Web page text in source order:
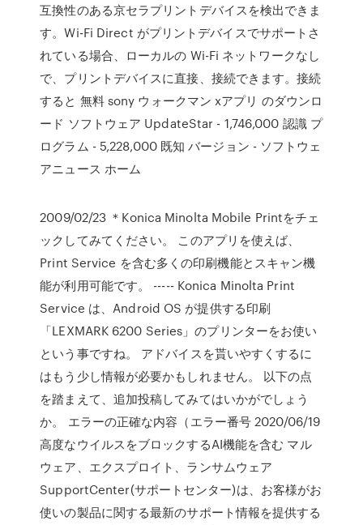
互換性のある京セラプリントデバイスを検出できま
す。Wi-Fi Direct がプリントデバイスでサポートさ
れている場合、ローカルの Wi-Fi ネットワークなし
で、プリントデバイスに直接、接続できます。接続
すると 無料 sony ウォークマン xアプリ のダウンロ
ード ソフトウェア UpdateStar - 1,746,000 認識 プ
ログラム - 5,228,000 既知 バージョン - ソフトウェ
アニュース ホーム
2009/02/23 ＊Konica Minolta Mobile Printをチェ
ックしてみてください。 このアプリを使えば、
Print Service を含む多くの印刷機能とスキャン機
能が利用可能です。 ----- Konica Minolta Print
Service は、Android OS が提供する印刷
「LEXMARK 6200 Series」のプリンターをお使い
という事ですね。 アドバイスを貰いやすくするに
はもう少し情報が必要かもしれません。 以下の点
を踏まえて、追加投稿してみてはいかがでしょう
か。 エラーの正確な内容（エラー番号 2020/06/19
高度なウイルスをブロックするAI機能を含む マル
ウェア、エクスプロイト、ランサムウェア
SupportCenter(サポートセンター)は、お客様がお
使いの製品に関する最新のサポート情報を提供する